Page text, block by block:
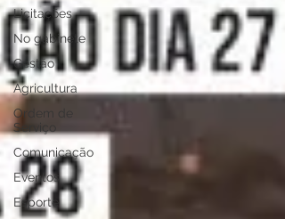
Licitações
No gabinete
Gestão
Agricultura
Ordem de
Serviço
Comunicação
Eventos
Esporte